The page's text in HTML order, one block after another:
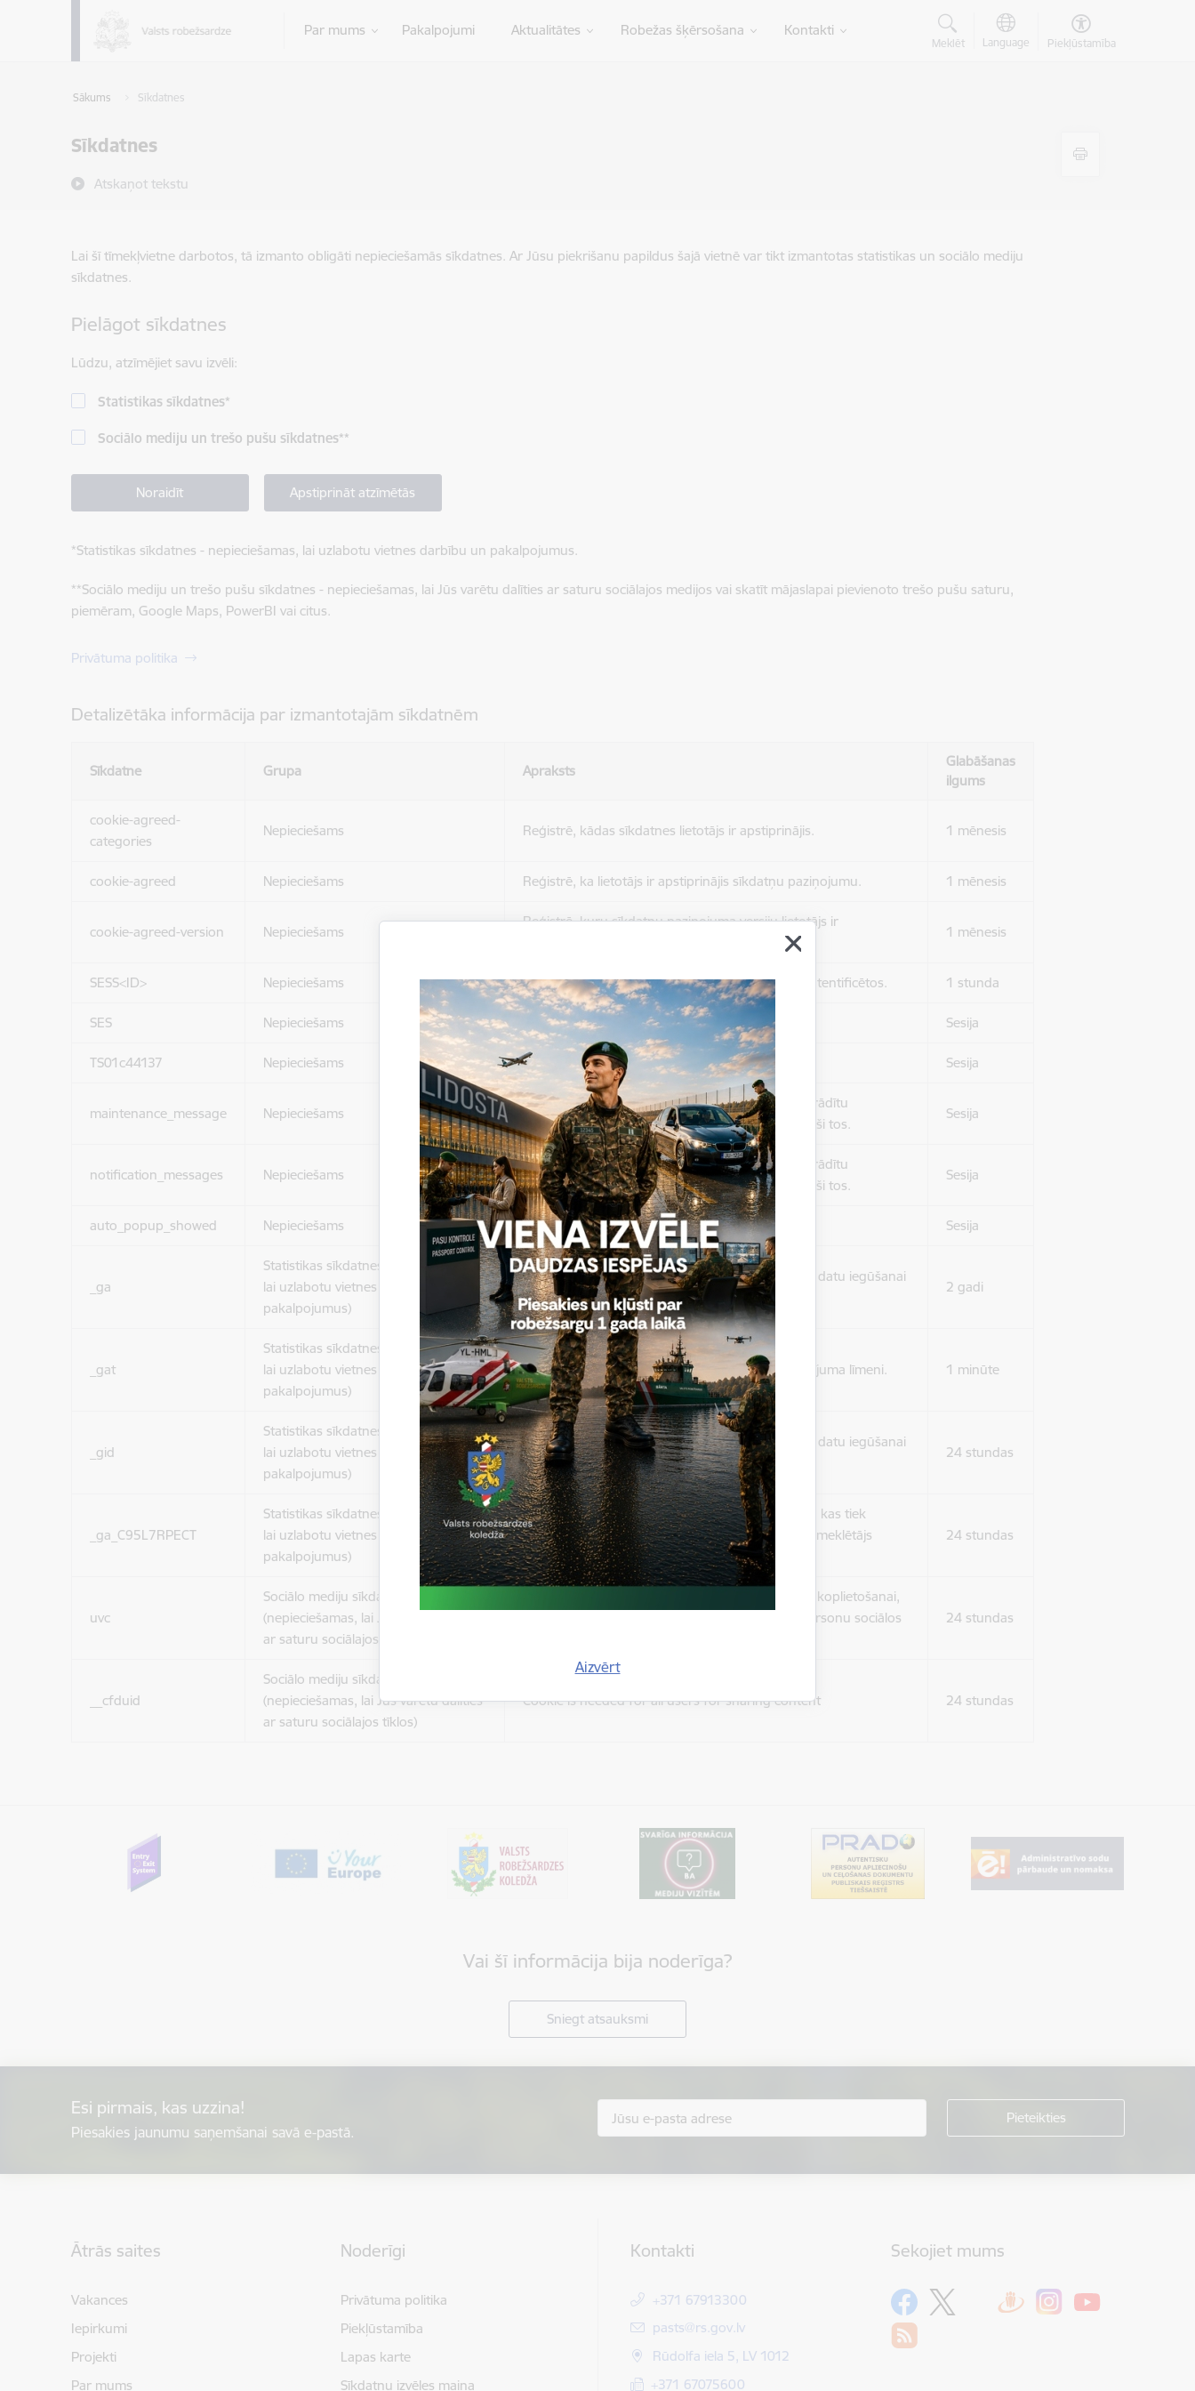
Par mums Pakalpojumi Aktualitātes Robežas šķērsošana Kontakti
Meklēt Language Piekļūstamība
Sākums Sīkdatnes
Sīkdatnes
Atskaņot tekstu
Aizvērt
Lai šī tīmekļvietne darbotos, tā izmanto obligāti nepieciešamās sīkdatnes. Ar Jūsu piekrišanu papildus šajā vietnē var tikt izmantotas statistikas un sociālo mediju
sīkdatnes.
Pielāgot sīkdatnes
Lūdzu, atzīmējiet savu izvēli:
Statistikas sīkdatnes*
Sociālo mediju un trešo pušu sīkdatnes**
Noraidīt Apstiprināt atzīmētās
*Statistikas sīkdatnes - nepieciešamas, lai uzlabotu vietnes darbību un pakalpojumus.
**Sociālo mediju un trešo pušu sīkdatnes - nepieciešamas, lai Jūs varētu dalīties ar saturu sociālajos medijos vai skatīt mājaslapai pievienoto trešo pušu saturu,
piemēram, Google Maps, PowerBI vai citus.
Privātuma politika
Detalizētāka informācija par izmantotajām sīkdatnēm
Sīkdatne Grupa Apraksts
Glabāšanas
ilgums
cookie-agreed-
categories
Nepieciešams Reģistrē, kādas sīkdatnes lietotājs ir apstiprinājis. 1 mēnesis
cookie-agreed Nepieciešams Reģistrē, ka lietotājs ir apstiprinājis sīkdatņu paziņojumu. 1 mēnesis
cookie-agreed-version Nepieciešams
Reģistrē, kuru sīkdatņu paziņojuma versiju lietotājs ir
1 mēnesis
SESS<ID> Nepieciešams Nepieciešams tikai satura administratoriem, lai autentificētos. 1 stunda
SES Nepieciešams Sesijas uzturēšana no slodzes dalīšanas viedokļa. Sesija
TS01c44137 Nepieciešams Drošības politikas sesija. Sesija
maintenance_message Nepieciešams
Sīkdatne ir nepieciešama, lai visiem lietotājiem nerādītu
ziņojumus pēc tam, kad viņi ir izlasījuši un aizvēruši tos.
Sesija
notification_messages Nepieciešams
Sīkdatne ir nepieciešama, lai visiem lietotājiem nerādītu
ziņojumus pēc tam, kad viņi ir izlasījuši un aizvēruši tos.
Sesija
auto_popup_showed Nepieciešams Reģistrē, ka tiek parādīts modālais logs. Sesija
_ga
Statistikas sīkdatnes (nepieciešamas,
lai uzlabotu vietnes darbību un
pakalpojumus)
Reģistrē unikālu ID, kas tiek izmantots statistisko datu iegūšanai
par to, kā apmeklētājs izmanto vietni.
2 gadi
_gat
Statistikas sīkdatnes (nepieciešamas,
lai uzlabotu vietnes darbību un
pakalpojumus)
Izmanto Google Analytics, lai samazinātu pieprasījuma līmeni. 1 minūte
_gid
Statistikas sīkdatnes (nepieciešamas,
lai uzlabotu vietnes darbību un
pakalpojumus)
Reģistrē unikālu ID, kas tiek izmantots statistisko datu iegūšanai
par to, kā apmeklētājs izmanto vietni.
24 stundas
_ga_C95L7RPECT
Statistikas sīkdatnes (nepieciešamas,
lai uzlabotu vietnes darbību un
pakalpojumus)
Reģistrē unikālu ID priekš jaunākās GA 4 versijas, kas tiek
izmantots statistisko datu iegūšanai par to, kā apmeklētājs
izmanto vietni.
24 stundas
uvc
Sociālo mediju sīkdatnes
(nepieciešamas, lai Jūs varētu dalīties
ar saturu sociālajos tīklos)
Šīs sīkdatnes ir paredzētas tādu vietņu un satura koplietošanai,
kas jūs interesē mūsu vietnē, izmantojot trešo personu sociālos
24 stundas
__cfduid
Sociālo mediju sīkdatnes
(nepieciešamas, lai Jūs varētu dalīties
ar saturu sociālajos tīklos)
Cookie is needed for all users for sharing content 24 stundas
Vai šī informācija bija noderīga?
Sniegt atsauksmi
Esi pirmais, kas uzzina!
Piesakies jaunumu saņemšanai savā e-pastā.
Ātrās saites
Vakances
Iepirkumi
Projekti
Par mums
Noderīgi
Privātuma politika
Piekļūstamība
Lapas karte
Sīkdatņu izvēles maiņa
Kontakti
+371 67913300
E-pasts:
pasts@rs.gov.lv
Rūdolfa iela 5, LV 1012
+371 67075600
Sekojiet mums